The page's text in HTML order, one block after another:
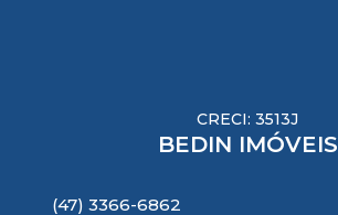
CRECI: 3513J
BEDIN IMÓVEIS
(47) 3366-6862